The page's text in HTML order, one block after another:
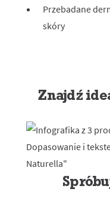
Przebadane
skóry
Znajdź